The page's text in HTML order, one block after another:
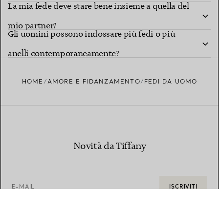
La mia fede deve stare bene insieme a quella del
mio partner?
Gli uomini possono indossare più fedi o più
anelli contemporaneamente?
HOME AMORE E FIDANZAMENTO FEDI DA UOMO
Novità da Tiffany
E-MAIL ISCRIVITI